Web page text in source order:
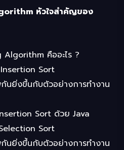
หัวใจสำคัญของ
คืออะไร ?
Sort
นยิ่งขึ้นกับตัวอย่างการทำงาน
Sort ด้วย Java
Sort
นยิ่งขึ้นกับตัวอย่างการทำงาน